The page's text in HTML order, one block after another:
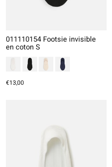
011110154 Footsie invisible
en coton S
€13,00